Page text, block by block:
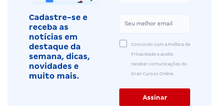
Cadastre-se e
receba as
notícias em
destaque da
semana, dicas,
novidades e
muito mais.
Concordo com a Política de
Privacidade e aceito
receber comunicações do
Gran Cursos Online.